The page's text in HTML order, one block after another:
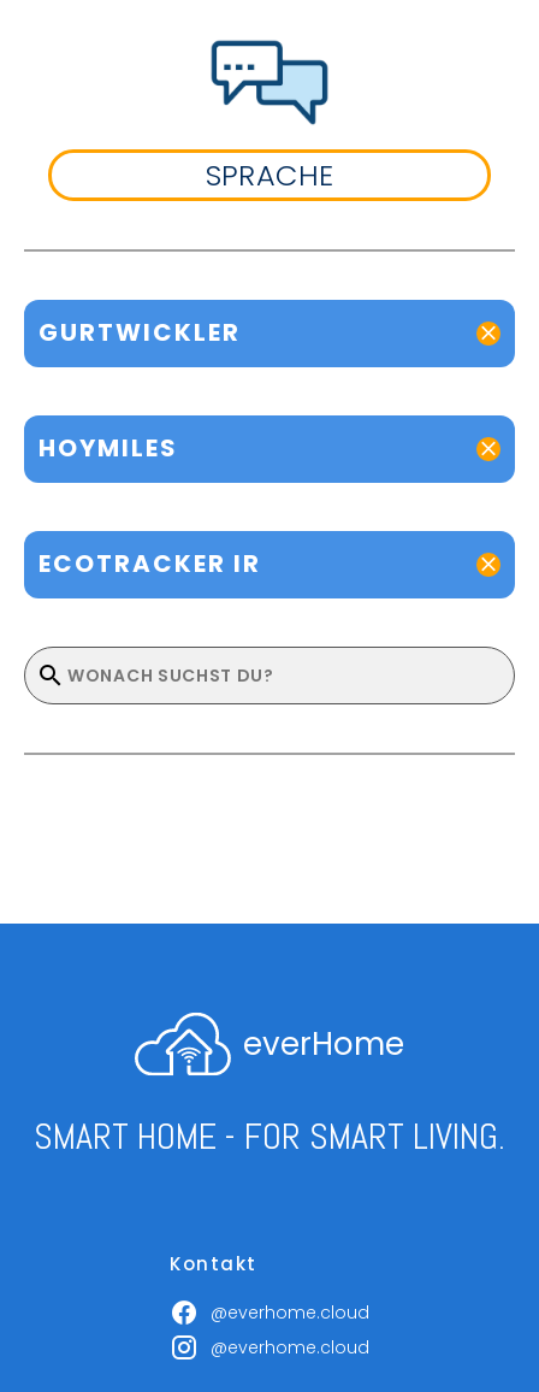
SPRACHE
GURTWICKLER
HOYMILES
ECOTRACKER IR
everHome
SMART HOME - FOR SMART LIVING.
Kontakt
@everhome.cloud
@everhome.cloud